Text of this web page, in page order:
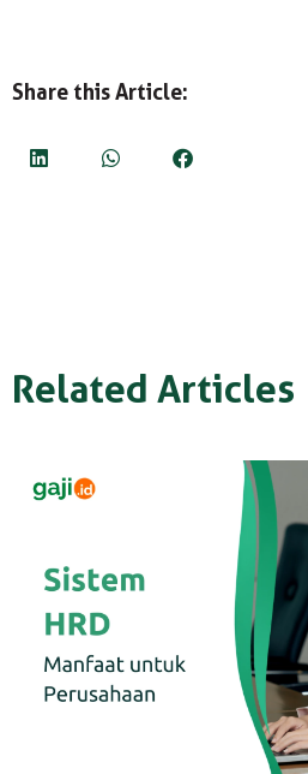
Share this Article:
Related Articles